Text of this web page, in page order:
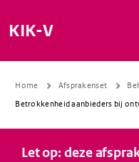
KIK-V
Home Afsprakenset
Betrokkenheid aanbieders bij
Let op: deze